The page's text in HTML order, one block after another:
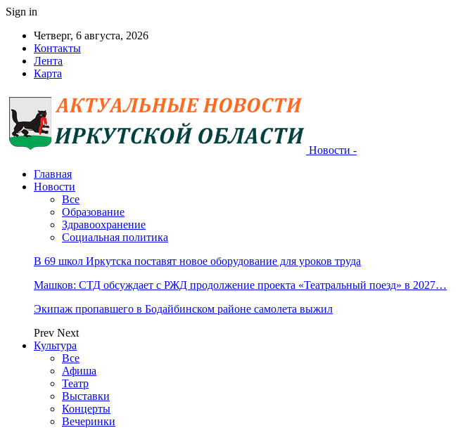
Sign in
Четверг, 6 августа, 2026
Контакты
Лента
Карта
Новости -
Главная
Новости
Все
Образование
Здравоохранение
Социальная политика
В 69 школ Иркутска поставят новое оборудование для уроков труда
Машков: СТД обсуждает с РЖД продолжение проекта «Театральный поезд» в 2027…
Экипаж пропавшего в Бодайбинском районе самолета выжил
Prev Next
Культура
Все
Афиша
Театр
Выставки
Концерты
Вечеринки